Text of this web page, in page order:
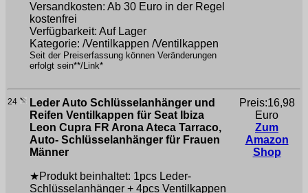
Versandkosten: Ab 30 Euro in der Regel
kostenfrei
Verfügbarkeit: Auf Lager
Kategorie: /Ventilkappen /Ventilkappen
Seit der Preiserfassung können Veränderungen
erfolgt sein**/Link*
24
Leder Auto Schlüsselanhänger und
Reifen Ventilkappen für Seat Ibiza
Leon Cupra FR Arona Ateca Tarraco,
Auto- Schlüsselanhänger für Frauen
Männer
★Produkt beinhaltet: 1pcs Leder-
Schlüsselanhänger + 4pcs Ventilkappen
Preis:16,98
Euro
Zum
Amazon
Shop